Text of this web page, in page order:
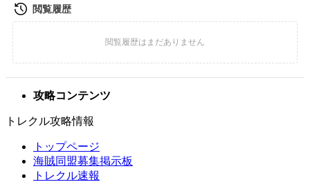
攻略コンテンツ
トレクル攻略情報
トップページ
海賊同盟募集掲示板
トレクル速報